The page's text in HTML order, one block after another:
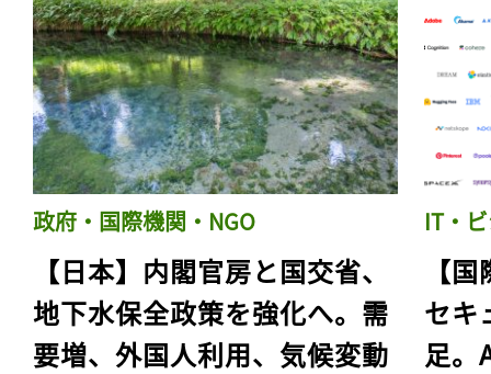
政府・国際機関・NGO
【日本】内閣官房と国交省、
地下水保全政策を強化へ。需
要増、外国人利用、気候変動
IT・
【
セキ
足。